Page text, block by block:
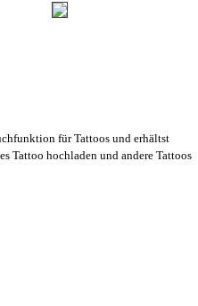
für Tattoos und erhältst
Tattoo hochladen und andere Tattoos